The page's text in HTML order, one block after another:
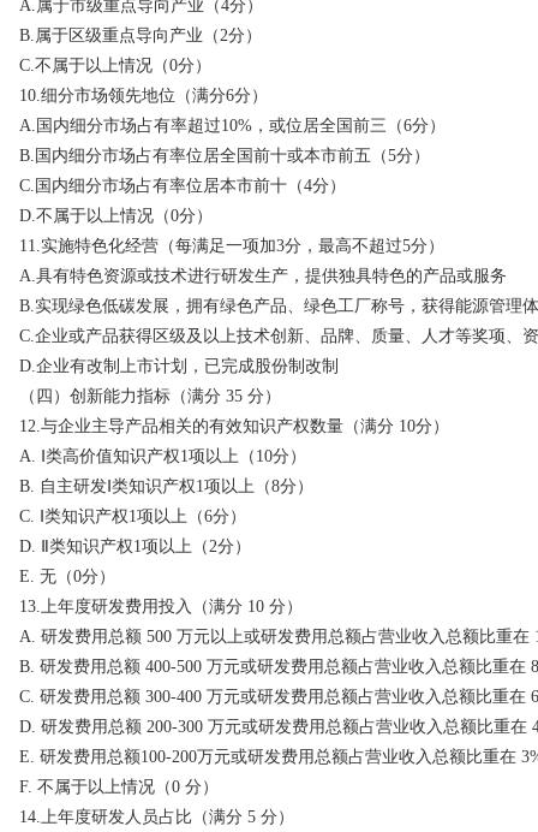
A.属于市级重点导向产业（4分）
B.属于区级重点导向产业（2分）
C.不属于以上情况（0分）
10.细分市场领先地位（满分6分）
A.国内细分市场占有率超过10%，或位居全国前三（6分）
B.国内细分市场占有率位居全国前十或本市前五（5分）
C.国内细分市场占有率位居本市前十（4分）
D.不属于以上情况（0分）
11.实施特色化经营（每满足一项加3分，最高不超过5分）
A.具有特色资源或技术进行研发生产，提供独具特色的产品或服务
B.实现绿色低碳发展，拥有绿色产品、绿色工厂称号，获得能源管理
C.企业或产品获得区级及以上技术创新、品牌、质量、人才等奖项、
D.企业有改制上市计划，已完成股份制改制
（四）创新能力指标（满分 35 分）
12.与企业主导产品相关的有效知识产权数量（满分 10分）
A. Ⅰ类高价值知识产权1项以上（10分）
B. 自主研发Ⅰ类知识产权1项以上（8分）
C. Ⅰ类知识产权1项以上（6分）
D. Ⅱ类知识产权1项以上（2分）
E. 无（0分）
13.上年度研发费用投入（满分 10 分）
A. 研发费用总额 500 万元以上或研发费用总额占营业收入总额比重在
B. 研发费用总额 400-500 万元或研发费用总额占营业收入总额比重在
C. 研发费用总额 300-400 万元或研发费用总额占营业收入总额比重在
D. 研发费用总额 200-300 万元或研发费用总额占营业收入总额比重在
E. 研发费用总额100-200万元或研发费用总额占营业收入总额比重在
F. 不属于以上情况（0 分）
14.上年度研发人员占比（满分 5 分）